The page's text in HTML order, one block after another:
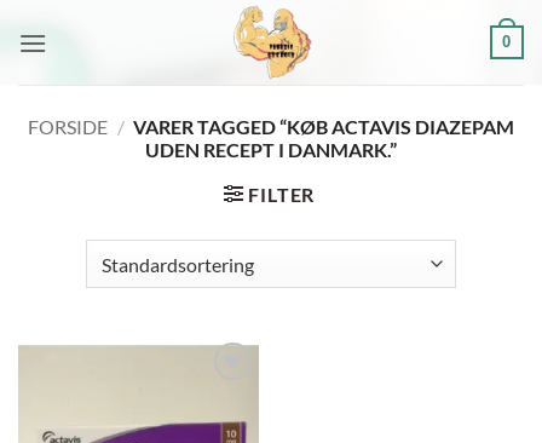
0
FORSIDE / VARER TAGGED “KØB ACTAVIS DIAZEPAM
UDEN RECEPT I DANMARK.”
FILTER